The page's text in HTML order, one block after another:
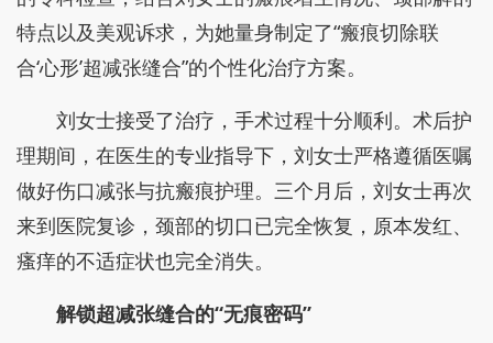
特点以及美观诉求，为她量身制定了“瘢痕切除联
合‘心形’超减张缝合”的个性化治疗方案。
刘女士接受了治疗，手术过程十分顺利。术后护
理期间，在医生的专业指导下，刘女士严格遵循医嘱
做好伤口减张与抗瘢痕护理。三个月后，刘女士再次
来到医院复诊，颈部的切口已完全恢复，原本发红、
瘙痒的不适症状也完全消失。
解锁超减张缝合的“无痕密码”